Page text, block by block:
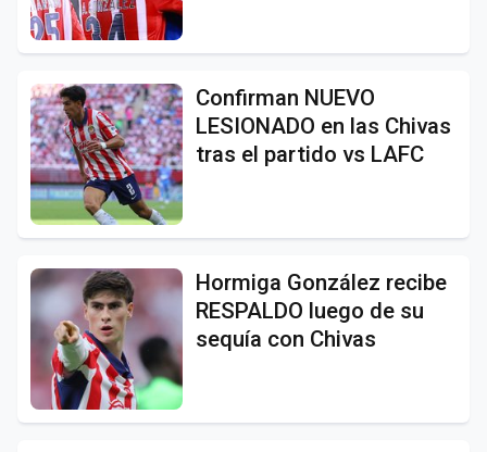
Confirman NUEVO
LESIONADO en las Chivas
tras el partido vs LAFC
Hormiga González recibe
RESPALDO luego de su
sequía con Chivas